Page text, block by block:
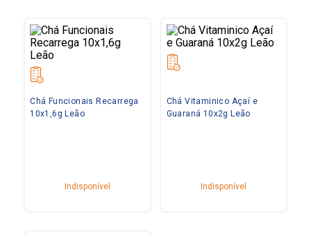
Chá Funcionais Recarrega
10x1,6g Leão
Indisponível
Chá Vitaminico Açaí e
Guaraná 10x2g Leão
Indisponível